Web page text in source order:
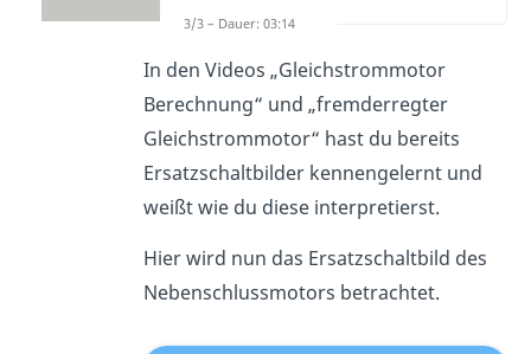
In den Videos „Gleichstrommotor
Berechnung“ und „fremderregter
Gleichstrommotor“ hast du bereits
Ersatzschaltbilder kennengelernt und
weißt wie du diese interpretierst.
Hier wird nun das Ersatzschaltbild des
Nebenschlussmotors betrachtet.
3/3 – Dauer: 03:14